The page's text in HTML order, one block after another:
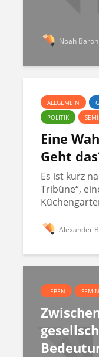
Noah Baron
ALLGEMEIN
POLITIK
Eine
Geht
Es ist kurz
Tribüne“,
Alexander
LEBEN